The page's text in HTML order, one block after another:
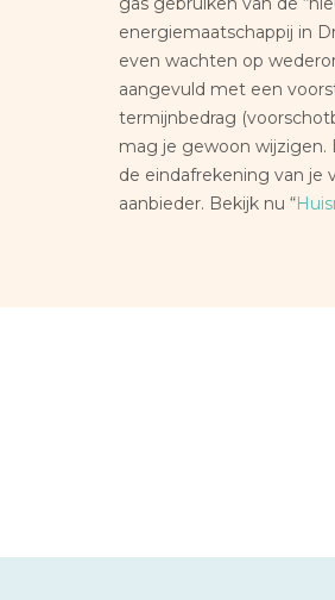
energiemaatschappij in
even wachten op
aangevuld met een
termijnbedrag
mag je gewoon wijzigen.
de eindafrekening van je
aanbieder. Bekijk nu “